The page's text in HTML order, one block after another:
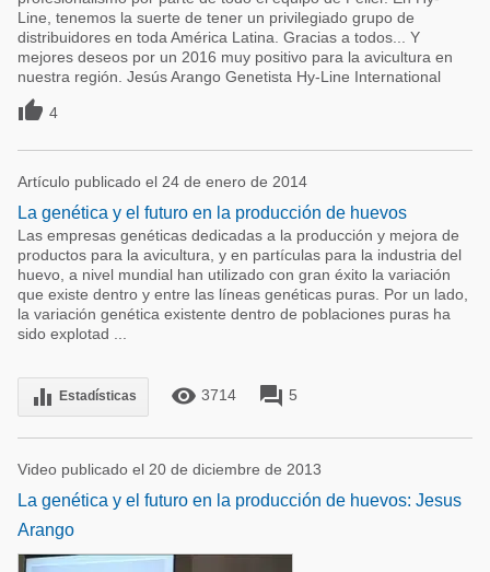
Line, tenemos la suerte de tener un privilegiado grupo de
distribuidores en toda América Latina. Gracias a todos... Y
mejores deseos por un 2016 muy positivo para la avicultura en
nuestra región. Jesús Arango Genetista Hy-Line International
 4
Artículo publicado el 24 de enero de 2014
La genética y el futuro en la producción de huevos
Las empresas genéticas dedicadas a la producción y mejora de
productos para la avicultura, y en partículas para la industria del
huevo, a nivel mundial han utilizado con gran éxito la variación
que existe dentro y entre las líneas genéticas puras. Por un lado,
la variación genética existente dentro de poblaciones puras ha
sido explotad ...
equalizer Estadísticas remove_red_eye 3714 forum 5
Video publicado el 20 de diciembre de 2013
La genética y el futuro en la producción de huevos: Jesus
Arango